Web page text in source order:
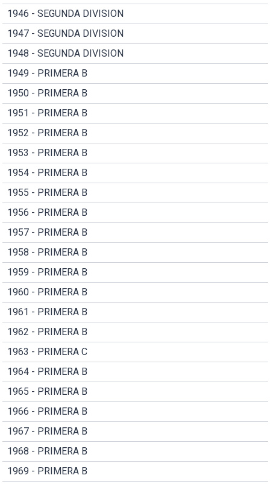
1946 - SEGUNDA DIVISION
1947 - SEGUNDA DIVISION
1948 - SEGUNDA DIVISION
1949 - PRIMERA B
1950 - PRIMERA B
1951 - PRIMERA B
1952 - PRIMERA B
1953 - PRIMERA B
1954 - PRIMERA B
1955 - PRIMERA B
1956 - PRIMERA B
1957 - PRIMERA B
1958 - PRIMERA B
1959 - PRIMERA B
1960 - PRIMERA B
1961 - PRIMERA B
1962 - PRIMERA B
1963 - PRIMERA C
1964 - PRIMERA B
1965 - PRIMERA B
1966 - PRIMERA B
1967 - PRIMERA B
1968 - PRIMERA B
1969 - PRIMERA B